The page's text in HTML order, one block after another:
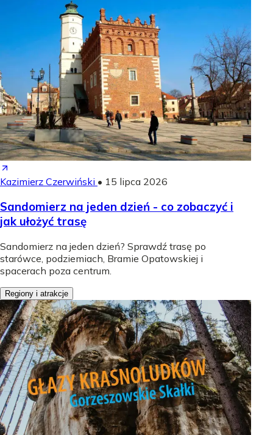
Kazimierz Czerwiński • 15 lipca 2026
Sandomierz na jeden dzień - co zobaczyć i
jak ułożyć trasę
Sandomierz na jeden dzień? Sprawdź trasę po
starówce, podziemiach, Bramie Opatowskiej i
spacerach poza centrum.
Regiony i atrakcje